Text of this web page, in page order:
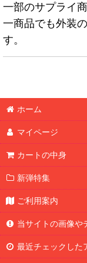
一部のサプライ
一商品でも外装
す。
ホーム
マイページ
カートの中身
新弾特集
ご利用案内
当サイトの画像や
最近チェックした